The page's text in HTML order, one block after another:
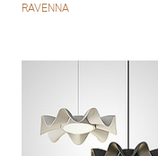
RAVENNA